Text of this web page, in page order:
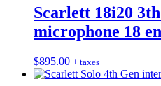
Scarlett 18i20
microphone 18
$895.00 + taxes